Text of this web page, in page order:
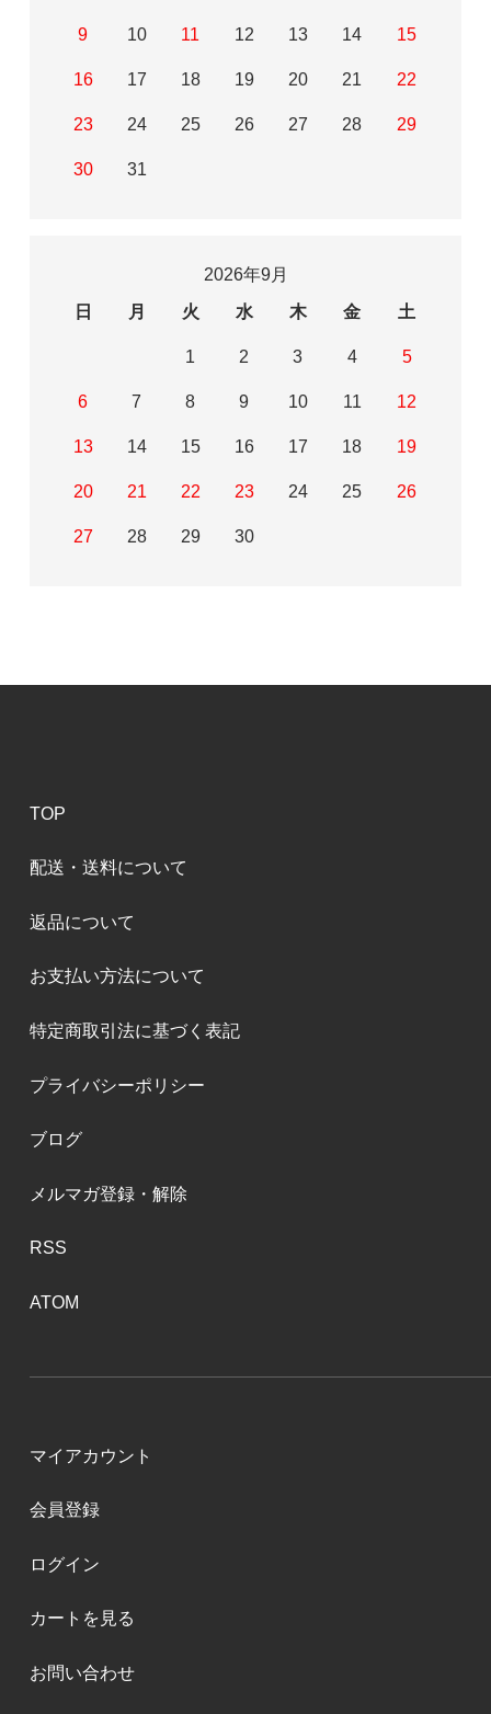
9 10 11 12 13 14 15
16 17 18 19 20 21 22
23 24 25 26 27 28 29
30 31
2026年9月
日
月 火 水 木 金 土
1 2 3 4 5
6 7 8 9 10 11 12
13 14 15 16 17 18 19
20 21 22 23 24 25 26
27 28 29 30
TOP
配送・送料について
返品について
お支払い方法について
特定商取引法に基づく表記
プライバシーポリシー
ブログ
メルマガ登録・解除
RSS
ATOM
マイアカウント
会員登録
ログイン
カートを見る
お問い合わせ